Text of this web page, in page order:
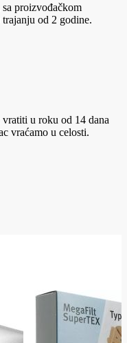
proizvođačkom
od 2 godine.
u roku od 14 dana
vraćamo u celosti.